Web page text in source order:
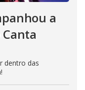
a
dentro das